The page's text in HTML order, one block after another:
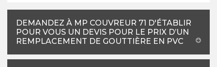
DEMANDEZ À MP COUVREUR 71 D'ÉTABLIR
POUR VOUS UN DEVIS POUR LE PRIX D’UN
REMPLACEMENT DE GOUTTIÈRE EN PVC